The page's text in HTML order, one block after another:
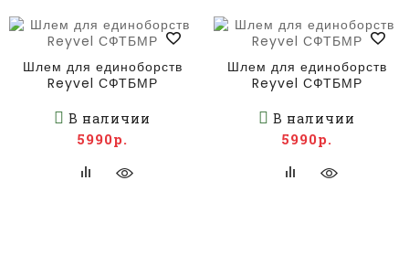
Шлем для единоборств
Reyvel СФТБМР
В наличии
5990р.
Шлем для единоборств
Reyvel СФТБМР
В наличии
5990р.